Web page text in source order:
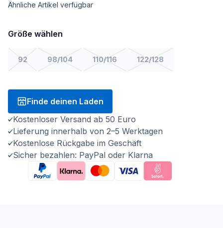
Ähnliche Artikel verfügbar
Größe wählen
92 98/104 110/116 122/128
Finde deinen Laden
Kostenloser Versand ab 50 Euro
Lieferung innerhalb von 2–5 Werktagen
Kostenlose Rückgabe im Geschäft
Sicher bezahlen: PayPal oder Klarna